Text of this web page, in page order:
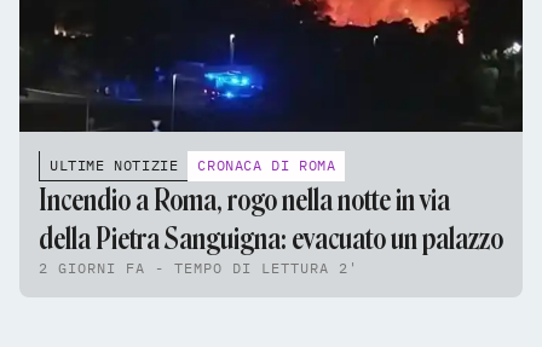
ULTIME NOTIZIE CRONACA DI ROMA
Incendio a Roma, rogo nella notte in via
della Pietra Sanguigna: evacuato un palazzo
2 GIORNI FA - TEMPO DI LETTURA 2'